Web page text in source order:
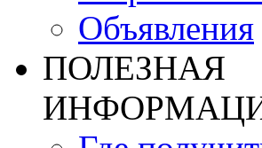
Объявления
ПОЛЕЗНАЯ